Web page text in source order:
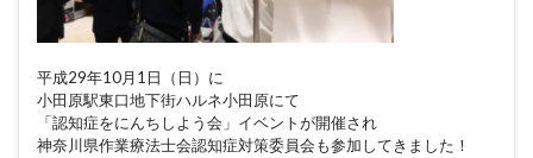
平成29年10月1日（日）に
小田原駅東口地下街ハルネ小田原にて
「認知症をにんちしよう会」イベントが開催され
神奈川県作業療法士会認知症対策委員会も参加してきました！